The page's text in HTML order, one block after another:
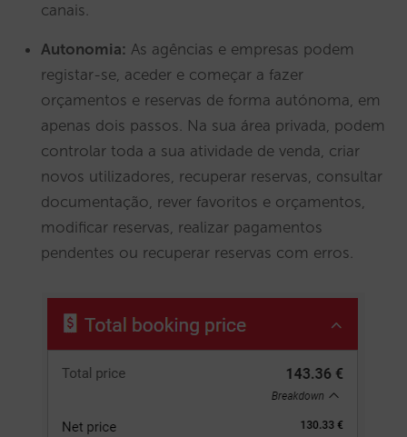
canais.
Autonomia: As agências e empresas podem
registar-se, aceder e começar a fazer
orçamentos e reservas de forma autónoma, em
apenas dois passos. Na sua área privada, podem
controlar toda a sua atividade de venda, criar
novos utilizadores, recuperar reservas, consultar
documentação, rever favoritos e orçamentos,
modificar reservas, realizar pagamentos
pendentes ou recuperar reservas com erros.